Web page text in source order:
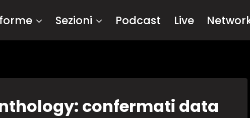
Sezioni Podcast Live
confermati data